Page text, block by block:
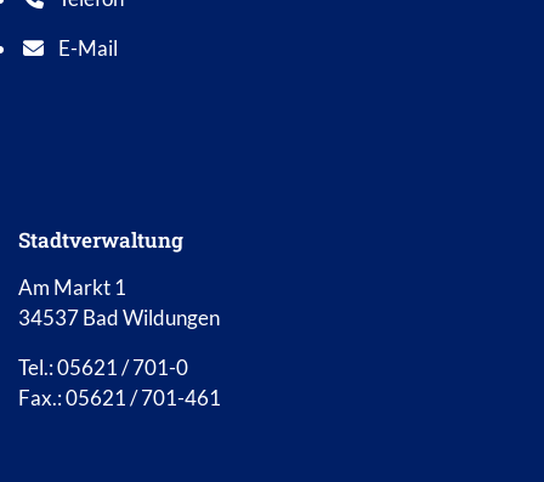
Telefonnummer: 0 5 6 2 1 7 0 1 0
E-Mail
E-Mail Adresse: info@bad-wildungen.de
Stadtverwaltung
Am Markt 1
34537 Bad Wildungen
Tel.: 05621 / 701-0
Fax.: 05621 / 701-461